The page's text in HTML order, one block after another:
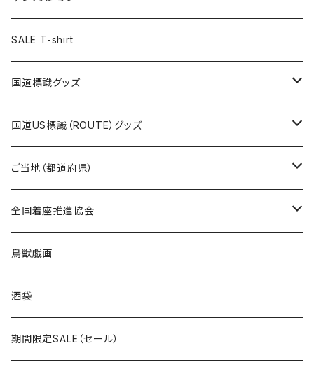
ランチバッグ
エコバッグ
クリアファイル
ステッカー
ホテルキーホルダー
モーテルキーホルダー
トートバッグ
マスク
エコバッグ
千葉ロッテマリーンズコラボ
ステッカー
モーテルキーホルダー
ホテルキーホルダー
トートバッグ
ステッカー
ホテルキーホルダー
キャップ
ステッカー
Tシャツ
ステッカー
ホテルキーホルダー
SALE T-shirt
国道標識グッズ
ステッカー
国道0～99号線
国道100～199号線
Tシャツ
キャップ
国道US標識（ROUTE）グッズ
ステッカー
ROUTE 0～99号線
ROUTE100～199号線
Tシャツ
ROUTE 0～99号線
ROUTE 100～199号線
キャップ
ROUTE 0～99号線
ROUTE 100～199号線
ご当地（都道府県）
北海道
青森県
岩手県
宮城県
全国着座推進協会
ステッカー
鳥獣戯画
酒袋
期間限定SALE（セール）